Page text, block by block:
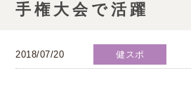
手権大会で活躍
2018/07/20 健スポ